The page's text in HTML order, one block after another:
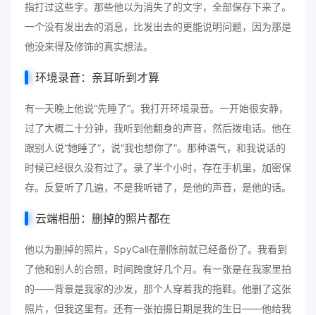
指打过这些字。那些他以为消失了的文字，全部保存下来了。
一个没有发出去的消息，比发出去的更能说明问题，因为那是
他没来得及修饰的真实想法。
环境录音：亲耳听到才算
有一天晚上他说“先睡了”。我打开环境录音。一开始很安静，
过了大概二十分钟，我听到他翻身的声音，然后拨电话。他在
跟别人说“她睡了”，说“我也想你了”。那种语气，和我说话的
时候已经很久没有过了。录了半个小时，存在手机里，加密保
存。反复听了几遍，不是我听错了，是他的声音，是他的话。
云端相册：删掉的照片都在
他以为删掉的照片，SpyCall在删除前就已经备份了。我看到
了他和别人的合照，时间跨度好几个月。有一张是在我家里拍
的——背景是我家的沙发，那个人穿着我的拖鞋。他删了这张
照片，但我这里有。还有一张拍摄日期是我的生日——他给我